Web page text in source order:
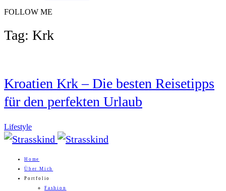
FOLLOW ME
Tag: Krk
Kroatien Krk – Die besten Reisetipps
für den perfekten Urlaub
Lifestyle
Home
Über Mich
Portfolio
Fashion